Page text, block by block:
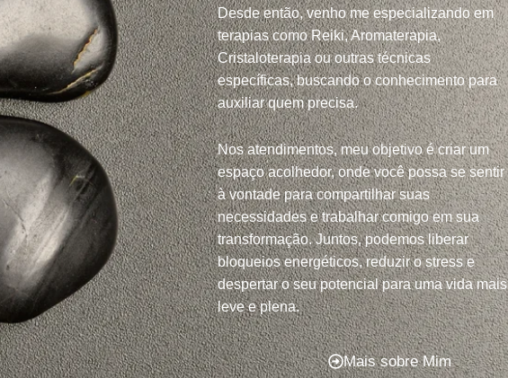
Desde então, venho me especializando em
terapias como Reiki, Aromaterapia,
Cristaloterapia ou outras técnicas
específicas, buscando o conhecimento para
auxiliar quem precisa.
Nos atendimentos, meu objetivo é criar um
espaço acolhedor, onde você possa se sentir
à vontade para compartilhar suas
necessidades e trabalhar comigo em sua
transformação. Juntos, podemos liberar
bloqueios energéticos, reduzir o stress e
despertar o seu potencial para uma vida mais
leve e plena.
Mais sobre Mim